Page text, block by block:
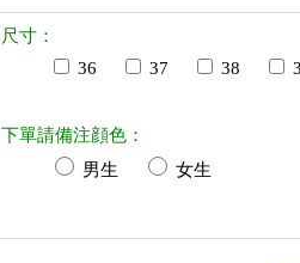
尺寸：
36
37 38
下單請備注顔色：
男生
女生